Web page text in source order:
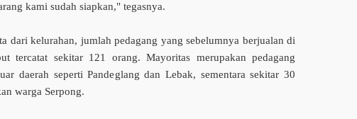
kami sudah siapkan," tegasnya.
dari kelurahan, jumlah pedagang yang sebelumnya berjualan di
tercatat sekitar 121 orang. Mayoritas merupakan pedagang
daerah seperti Pandeglang dan Lebak, sementara sekitar 30
warga Serpong.